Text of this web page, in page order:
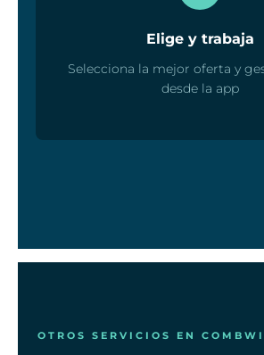
Elige y trabaja
Selecciona la mejor oferta y
desde la app
OTROS SERVICIOS EN